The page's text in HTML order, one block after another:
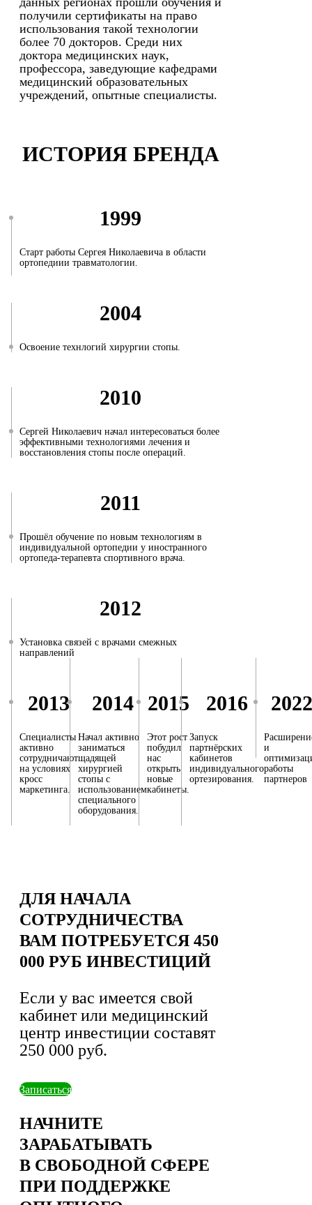
получили сертификаты на право
использования такой технологии
более 70 докторов. Среди них
доктора медицинских наук,
профессора, заведующие кафедрами
медицинский образовательных
учреждений, опытные специалисты.
ИСТОРИЯ БРЕНДА
1999
Старт работы Сергея Николаевича в области
ортопедиии травматологии.
2004
Освоение технлогий хирургии стопы.
2010
Сергей Николаевич начал интересоваться более
эффективными технологиями лечения и
восстановления стопы после операций.
2011
Прошёл обучение по новым технологиям в
индивидуальной ортопедии у иностранного
ортопеда-терапевта спортивного врача.
2012
Установка связей с врачами смежных
направлений
2013
Специалисты
активно
сотрудничают
на условиях
кросс
маркетинга.
2014
Начал активно
заниматься
щадящей
хирургией
стопы с
использованием
специального
оборудования.
2015
Этот рост
побудил
нас
открыть
новые
кабинеты.
2016
Запуск
партнёрских
кабинетов
индивидуального
ортезирования.
2022
и
работы
партнеров
ДЛЯ НАЧАЛА
СОТРУДНИЧЕСТВА
ВАМ ПОТРЕБУЕТСЯ 450
000 РУБ ИНВЕСТИЦИЙ
Если у вас имеется свой
кабинет или медицинский
центр инвестиции составят
250 000 руб.
Записаться
НАЧНИТЕ
ЗАРАБАТЫВАТЬ
В СВОБОДНОЙ СФЕРЕ
ПРИ ПОДДЕРЖКЕ